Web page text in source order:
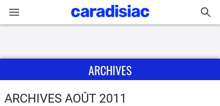
Actu
ARCHIVES
ARCHIVES AOÛT 2011